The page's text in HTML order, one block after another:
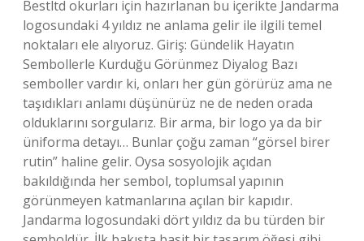
Bestltd okurları için hazırlanan bu içerikte Jandarma
logosundaki 4 yıldız ne anlama gelir ile ilgili temel
noktaları ele alıyoruz. Giriş: Gündelik Hayatın
Sembollerle Kurduğu Görünmez Diyalog Bazı
semboller vardır ki, onları her gün görürüz ama ne
taşıdıkları anlamı düşünürüz ne de neden orada
olduklarını sorgularız. Bir arma, bir logo ya da bir
üniforma detayı… Bunlar çoğu zaman “görsel birer
rutin” haline gelir. Oysa sosyolojik açıdan
bakıldığında her sembol, toplumsal yapının
görünmeyen katmanlarına açılan bir kapıdır.
Jandarma logosundaki dört yıldız da bu türden bir